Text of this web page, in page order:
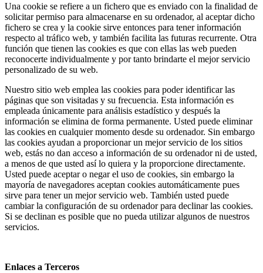
Una cookie se refiere a un fichero que es enviado con la finalidad de
solicitar permiso para almacenarse en su ordenador, al aceptar dicho
fichero se crea y la cookie sirve entonces para tener información
respecto al tráfico web, y también facilita las futuras recurrente. Otra
función que tienen las cookies es que con ellas las web pueden
reconocerte individualmente y por tanto brindarte el mejor servicio
personalizado de su web.
Nuestro sitio web emplea las cookies para poder identificar las
páginas que son visitadas y su frecuencia. Esta información es
empleada únicamente para análisis estadístico y después la
información se elimina de forma permanente. Usted puede eliminar
las cookies en cualquier momento desde su ordenador. Sin embargo
las cookies ayudan a proporcionar un mejor servicio de los sitios
web, estás no dan acceso a información de su ordenador ni de usted,
a menos de que usted así lo quiera y la proporcione directamente.
Usted puede aceptar o negar el uso de cookies, sin embargo la
mayoría de navegadores aceptan cookies automáticamente pues
sirve para tener un mejor servicio web. También usted puede
cambiar la configuración de su ordenador para declinar las cookies.
Si se declinan es posible que no pueda utilizar algunos de nuestros
servicios.
Enlaces a Terceros